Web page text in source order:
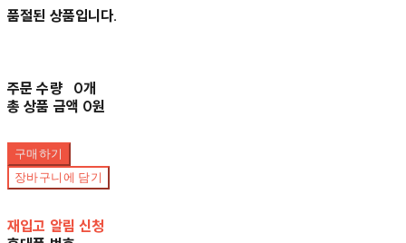
품절된 상품입니다.
주문 수량
0개
총 상품 금액 0원
구매하기
장바구니에 담기
재입고 알림 신청